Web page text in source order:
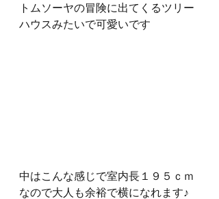
トムソーヤの冒険に出てくるツリー
ハウスみたいで可愛いです
中はこんな感じで室内長１９５ｃｍ
なので大人も余裕で横になれます♪